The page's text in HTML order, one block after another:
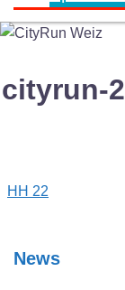
cityrun-
Post
HH 22
News